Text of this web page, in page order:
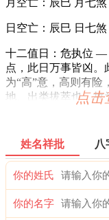
日空亡：辰巳 日七
十二值日：危执位 —
点，此日万事皆凶。
为“高”意，高则有险
地、出类拔萃也，故
危日登高及行船，
命苦难言。
结婚联姻用之吉，子
土与开山。
点击
姓名祥批 八
你的姓氏
你的名字